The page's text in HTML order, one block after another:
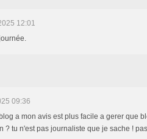
12:01
09:36
a mon avis est plus facile a gerer que
? tu n'est pas journaliste que je sache !